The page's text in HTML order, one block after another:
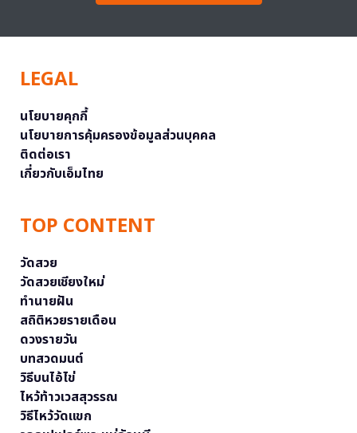
LEGAL
นโยบายคุกกี้
นโยบายการคุ้มครองข้อมูลส่วนบุคคล
ติดต่อเรา
เกี่ยวกับเอ็มไทย
TOP CONTENT
วัดสวย
วัดสวยเชียงใหม่
ทำนายฝัน
สถิติหวยรายเดือน
ดวงรายวัน
บทสวดมนต์
วิธีบนไอ้ไข่
ไหว้ท้าวเวสสุวรรณ
วิธีไหว้วัดแขก